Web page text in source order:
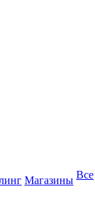
Магазины Все